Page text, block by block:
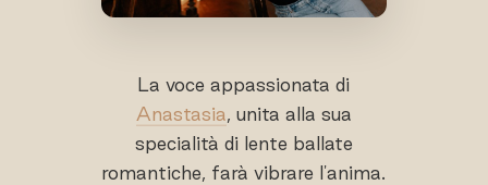
La voce appassionata di
Anastasia, unita alla sua
specialità di lente ballate
romantiche, farà vibrare l'anima.